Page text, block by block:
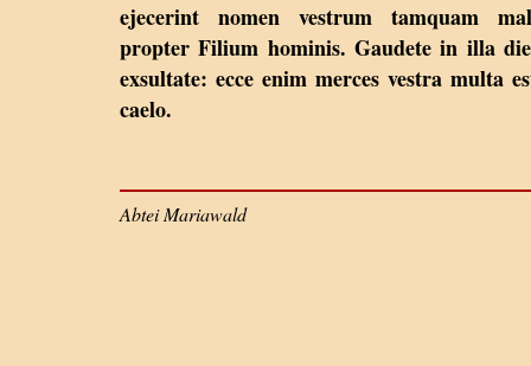
ejecerint nomen vestrum tamquam
propter Filium hominis. Gaudete in illa
exsultate: ecce enim merces vestra multa
caelo.
Abtei Mariawald